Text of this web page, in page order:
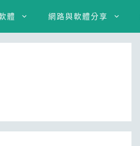
體 網路與軟體分享